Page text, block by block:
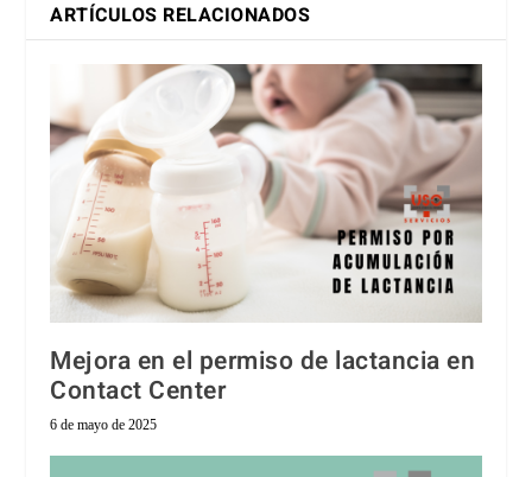
ARTÍCULOS RELACIONADOS
Mejora en el permiso de lactancia en
Contact Center
6 de mayo de 2025